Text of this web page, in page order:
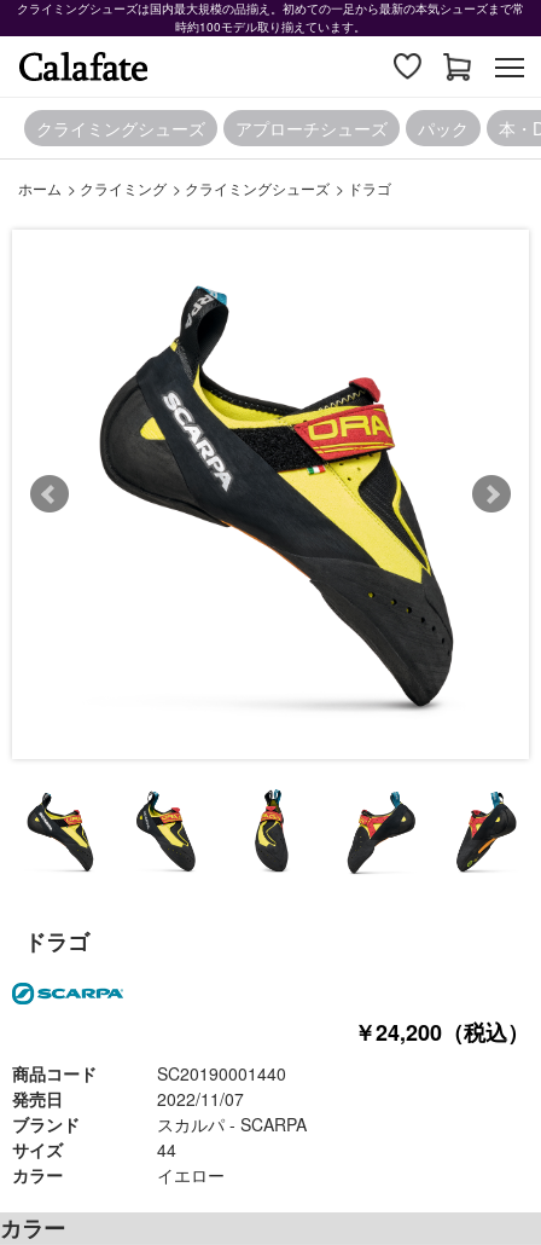
クライミングシューズは国内最大規模の品揃え。初めての一足から最新の本気シューズまで常
時約100モデル取り揃えています。
クライミングシューズ アプローチシューズ パック 本・
ホーム > クライミング > クライミングシューズ > ドラゴ
ドラゴ
￥24,200（税込）
商品コード
SC20190001440
発売日
2022/11/07
ブランド
スカルパ - SCARPA
サイズ
44
カラー
イエロー
カラー